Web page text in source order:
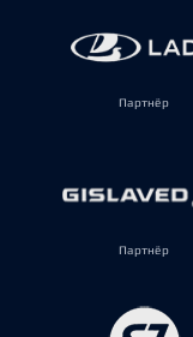
Партнёр
Партнёр